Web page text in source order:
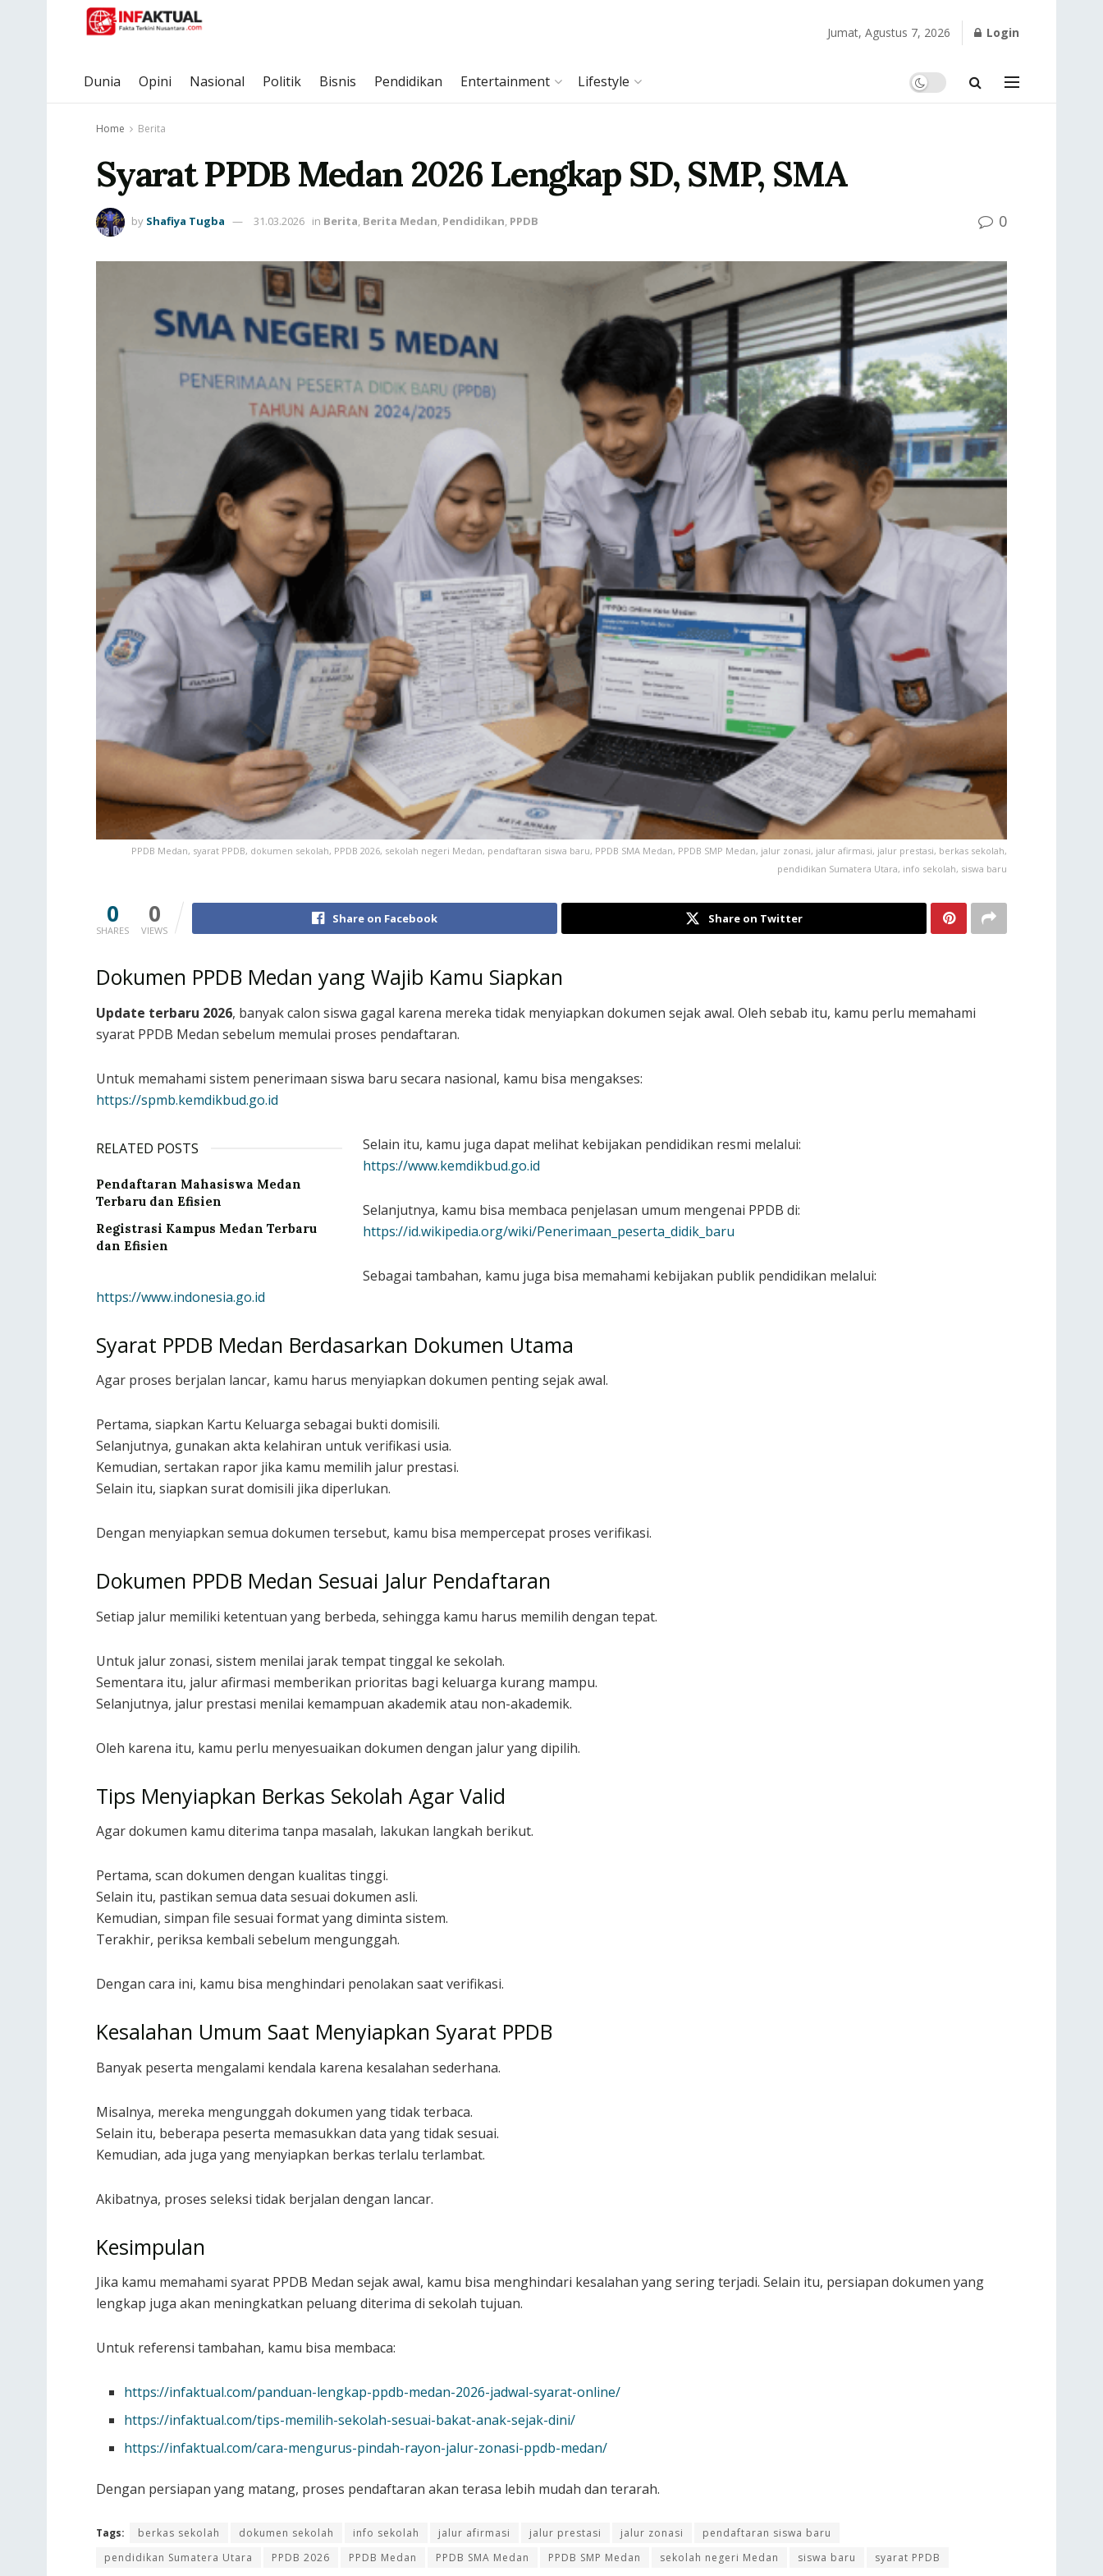
Jumat, Agustus 7, 2026 Login
Dunia Opini Nasional Politik Bisnis Pendidikan Entertainment Lifestyle
Home Berita
Syarat PPDB Medan 2026 Lengkap SD, SMP, SMA
by Shafiya Tugba 31.03.2026 in Berita, Berita Medan, Pendidikan, PPDB 0
PPDB Medan, syarat PPDB, dokumen sekolah, PPDB 2026, sekolah negeri Medan, pendaftaran siswa baru, PPDB SMA Medan, PPDB SMP Medan, jalur zonasi, jalur afirmasi, jalur prestasi, berkas sekolah,
pendidikan Sumatera Utara, info sekolah, siswa baru
0
SHARES
0
VIEWS
Share on Facebook Share on Twitter
Dokumen PPDB Medan yang Wajib Kamu Siapkan
Update terbaru 2026, banyak calon siswa gagal karena mereka tidak menyiapkan dokumen sejak awal. Oleh sebab itu, kamu perlu memahami
syarat PPDB Medan sebelum memulai proses pendaftaran.
Untuk memahami sistem penerimaan siswa baru secara nasional, kamu bisa mengakses:
https://spmb.kemdikbud.go.id
RELATED POSTS
Pendaftaran Mahasiswa Medan
Terbaru dan Efisien
Registrasi Kampus Medan Terbaru
dan Efisien
Selain itu, kamu juga dapat melihat kebijakan pendidikan resmi melalui:
https://www.kemdikbud.go.id
Selanjutnya, kamu bisa membaca penjelasan umum mengenai PPDB di:
https://id.wikipedia.org/wiki/Penerimaan_peserta_didik_baru
Sebagai tambahan, kamu juga bisa memahami kebijakan publik pendidikan melalui:
https://www.indonesia.go.id
Syarat PPDB Medan Berdasarkan Dokumen Utama
Agar proses berjalan lancar, kamu harus menyiapkan dokumen penting sejak awal.
Pertama, siapkan Kartu Keluarga sebagai bukti domisili.
Selanjutnya, gunakan akta kelahiran untuk verifikasi usia.
Kemudian, sertakan rapor jika kamu memilih jalur prestasi.
Selain itu, siapkan surat domisili jika diperlukan.
Dengan menyiapkan semua dokumen tersebut, kamu bisa mempercepat proses verifikasi.
Dokumen PPDB Medan Sesuai Jalur Pendaftaran
Setiap jalur memiliki ketentuan yang berbeda, sehingga kamu harus memilih dengan tepat.
Untuk jalur zonasi, sistem menilai jarak tempat tinggal ke sekolah.
Sementara itu, jalur afirmasi memberikan prioritas bagi keluarga kurang mampu.
Selanjutnya, jalur prestasi menilai kemampuan akademik atau non-akademik.
Oleh karena itu, kamu perlu menyesuaikan dokumen dengan jalur yang dipilih.
Tips Menyiapkan Berkas Sekolah Agar Valid
Agar dokumen kamu diterima tanpa masalah, lakukan langkah berikut.
Pertama, scan dokumen dengan kualitas tinggi.
Selain itu, pastikan semua data sesuai dokumen asli.
Kemudian, simpan file sesuai format yang diminta sistem.
Terakhir, periksa kembali sebelum mengunggah.
Dengan cara ini, kamu bisa menghindari penolakan saat verifikasi.
Kesalahan Umum Saat Menyiapkan Syarat PPDB
Banyak peserta mengalami kendala karena kesalahan sederhana.
Misalnya, mereka mengunggah dokumen yang tidak terbaca.
Selain itu, beberapa peserta memasukkan data yang tidak sesuai.
Kemudian, ada juga yang menyiapkan berkas terlalu terlambat.
Akibatnya, proses seleksi tidak berjalan dengan lancar.
Kesimpulan
Jika kamu memahami syarat PPDB Medan sejak awal, kamu bisa menghindari kesalahan yang sering terjadi. Selain itu, persiapan dokumen yang
lengkap juga akan meningkatkan peluang diterima di sekolah tujuan.
Untuk referensi tambahan, kamu bisa membaca:
https://infaktual.com/panduan-lengkap-ppdb-medan-2026-jadwal-syarat-online/
https://infaktual.com/tips-memilih-sekolah-sesuai-bakat-anak-sejak-dini/
https://infaktual.com/cara-mengurus-pindah-rayon-jalur-zonasi-ppdb-medan/
Dengan persiapan yang matang, proses pendaftaran akan terasa lebih mudah dan terarah.
Tags: berkas sekolah dokumen sekolah info sekolah jalur afirmasi jalur prestasi jalur zonasi
pendaftaran siswa baru
pendidikan Sumatera Utara
PPDB 2026 PPDB Medan PPDB SMA Medan PPDB SMP Medan sekolah negeri Medan siswa baru syarat PPDB